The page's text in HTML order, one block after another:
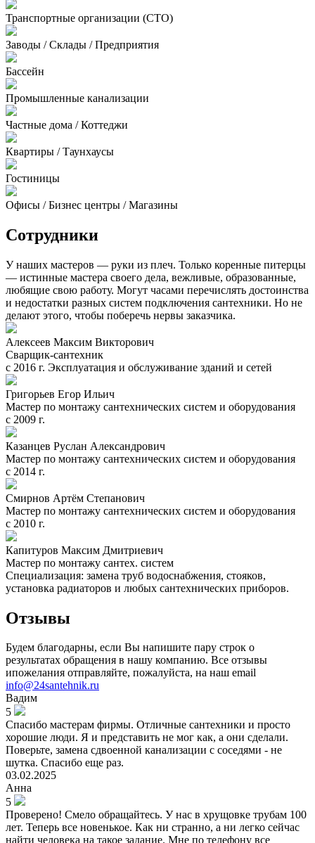
Транспортные организации (СТО)
Заводы / Склады / Предприятия
Бассейн
Промышленные канализации
Частные дома / Коттеджи
Квартиры / Таунхаусы
Гостиницы
Офисы / Бизнес центры / Магазины
Сотрудники
У наших мастеров — руки из плеч. Только коренные питерцы
— истинные мастера своего дела, вежливые, образованные,
любящие свою работу. Могут часами перечислять достоинства
и недостатки разных систем подключения сантехники. Но не
делают этого, чтобы поберечь нервы заказчика.
Алексеев Максим Викторович
Сварщик-сантехник
с 2016 г. Эксплуатация и обслуживание зданий и сетей
Григорьев Егор Ильич
Мастер по монтажу сантехнических систем и оборудования
с 2009 г.
Казанцев Руслан Александрович
Мастер по монтажу сантехнических систем и оборудования
с 2014 г.
Смирнов Артём Степанович
Мастер по монтажу сантехнических систем и оборудования
с 2010 г.
Капитуров Максим Дмитриевич
Мастер по монтажу сантех. систем
Специализация: замена труб водоснабжения, стояков,
установка радиаторов и любых сантехнических приборов.
Отзывы
Будем благодарны, если Вы напишите пару строк о
результатах обращения в нашу компанию. Все отзывы
ипожелания отправляйте, пожалуйста, на наш email
info@24santehnik.ru
Вадим
5
Спасибо мастерам фирмы. Отличные сантехники и просто
хорошие люди. Я и представить не мог как, а они сделали.
Поверьте, замена сдвоенной канализации с соседями - не
шутка. Спасибо еще раз.
03.02.2025
Анна
5
Проверено! Смело обращайтесь. У нас в хрущовке трубам 100
лет. Теперь все новенькое. Как ни странно, а ни легко сейчас
найти человека на такое задание. Мне по телефону все